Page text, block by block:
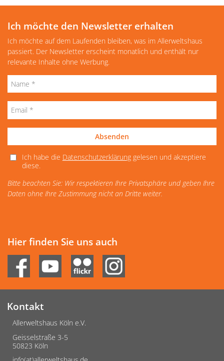
Ich möchte den Newsletter erhalten
Ich möchte auf dem Laufenden bleiben, was im Allerweltshaus
passiert. Der Newsletter erscheint monatlich und enthält nur
relevante Inhalte ohne Werbung.
Absenden
Ich habe die Datenschutzerklärunggelesen und akzeptiere
diese.
Bitte beachten Sie: Wir respektieren Ihre Privatsphäre und geben Ihre
Daten ohne Ihre Zustimmung nicht an Dritte weiter.
Hier finden Sie uns auch
Kontakt
Allerweltshaus Köln e.V.
Geisselstraße 3-5
50823 Köln